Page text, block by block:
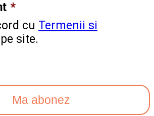
*
cu Termenii si
site.